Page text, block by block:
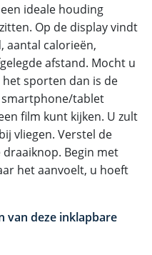
ideale houding
Op de display vindt
aantal calorieën,
afstand. Mocht u
sporten dan is de
smartphone/tablet
film kunt kijken. U zult
vliegen. Verstel de
Begin met
het aanvoelt, u hoeft
van deze inklapbare